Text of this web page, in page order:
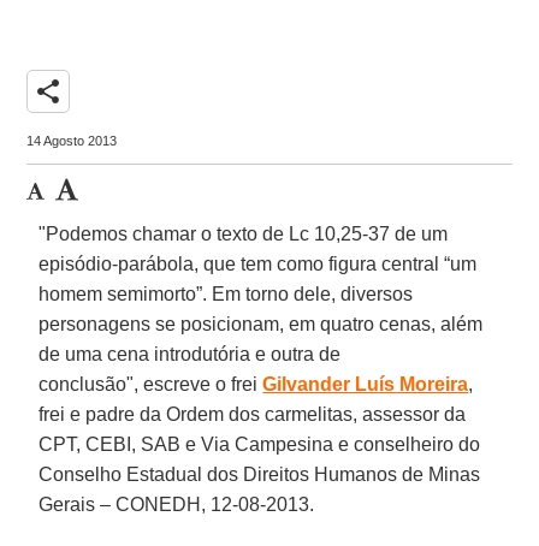
share
14 Agosto 2013
"Podemos chamar o texto de Lc 10,25-37 de um
episódio-parábola, que tem como figura central “um
homem semimorto”. Em torno dele, diversos
personagens se posicionam, em quatro cenas, além
de uma cena introdutória e outra de
conclusão", escreve o freiGilvander Luís Moreira,
frei e padre da Ordem dos carmelitas, assessor da
CPT, CEBI, SAB e Via Campesina e conselheiro do
Conselho Estadual dos Direitos Humanos de Minas
Gerais – CONEDH, 12-08-2013.